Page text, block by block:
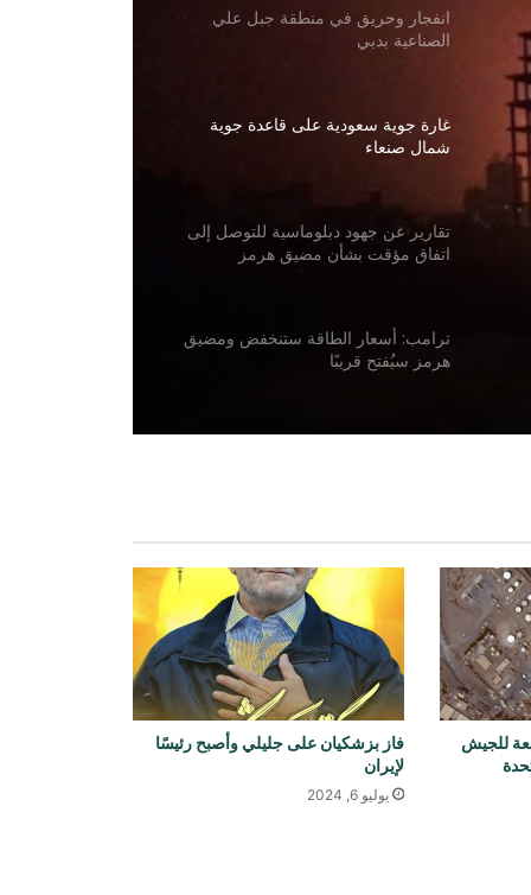
انفجار وحريق في منطقة جبل علي
الصناعية بدبي
غارة جوية سعودية على قاعدة جوية
شمال صنعاء
تقارير عن جهود دبلوماسية للتوصل إلى
اتفاق مؤقت بشأن مضيق هرمز
ترامب: أسعار الطاقة ستنخفض ومضيق
هرمز سيُفتح قريبًا
من مخزونها من الصواريخ بعيدة المدى
في الحرب مع إيران
الأمم المتحدة: قرار منح أفغانستان مقعداً
في الأمم المتحدة من اختصاص الدول
الأعضاء
برنامج الأغذية العالمي: أزمة سوء تغذية
الأطفال في أفغانستان تتفاقم
للجيش
فاز بزشكيان على جليلي وأصبح رئيسًا
لإيران
يوليو 6, 2024